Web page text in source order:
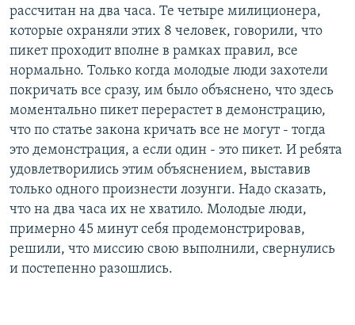
рассчитан на два часа. Те четыре милиционера,
которые охраняли этих 8 человек, говорили, что
пикет проходит вполне в рамках правил, все
нормально. Только когда молодые люди захотели
покричать все сразу, им было объяснено, что здесь
моментально пикет перерастет в демонстрацию,
что по статье закона кричать все не могут - тогда
это демонстрация, а если один - это пикет. И ребята
удовлетворились этим объяснением, выставив
только одного произнести лозунги. Надо сказать,
что на два часа их не хватило. Молодые люди,
примерно 45 минут себя продемонстрировав,
решили, что миссию свою выполнили, свернулись
и постепенно разошлись.